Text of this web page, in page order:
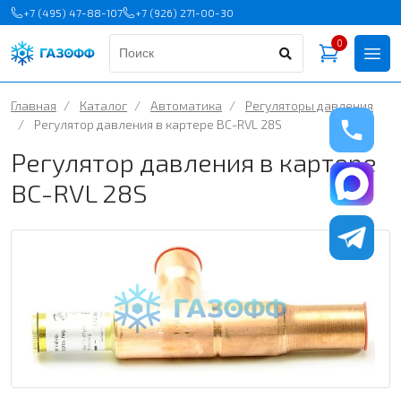
+7 (495) 47-88-107 +7 (926) 271-00-30
0
Главная / Каталог / Автоматика /
Регуляторы давления
/
Регулятор давления в картере BC-RVL 28S
Регулятор давления в картере
BC-RVL 28S